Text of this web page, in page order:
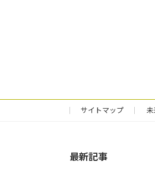
サイトマップ
最新記事